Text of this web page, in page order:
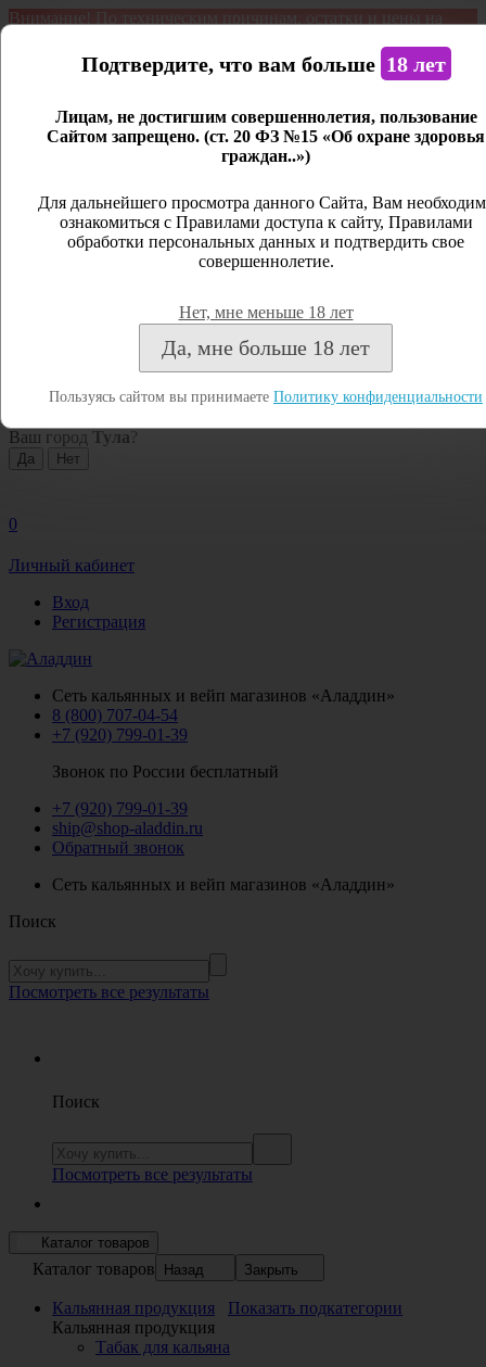
Внимание! По техническим причинам, остатки и цены на
является демонстрационным. Дистанционная продажа не
Открыть сайдбар
Личный кабинет
Закрыть
Посмотреть все результаты
Ваш город Тула ?
0
Личный кабинет
Вход
Регистрация
Сеть кальянных и вейп магазинов «Аладдин»
8 (800) 707-04-54
+7 (920) 799-01-39
Звонок по России бесплатный
+7 (920) 799-01-39
ship@shop-aladdin.ru
Обратный звонок
Сеть кальянных и вейп магазинов «Аладдин»
Поиск
Посмотреть все результаты
Поиск
Посмотреть все результаты
Каталог товаров
Каталог товаров Назад Закрыть
Кальянная продукция
Показать подкатегории
Кальянная продукция
Табак для кальяна
Подтвердите, что вам больше 18 лет
Лицам, не достигшим совершеннолетия, пользование
Сайтом запрещено. (ст. 20 ФЗ №15 «Об охране здоровья
граждан..»)
Для дальнейшего просмотра данного Сайта, Вам
ознакомиться с Правилами доступа к сайту, Правилами
обработки персональных данных и подтвердить свое
совершеннолетие.
Нет, мне меньше 18 лет
Да, мне больше 18 лет
Пользуясь сайтом вы принимаете Политику конфиденциальности